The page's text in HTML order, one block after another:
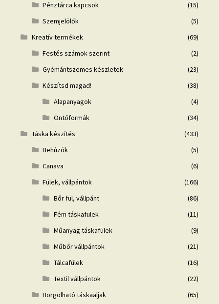
Pénztárca kapcsok
(15)
Szemjelölők
(5)
Kreatív termékek
(69)
Festés számok szerint
(2)
Gyémántszemes készletek
(23)
Készítsd magad!
(38)
Alapanyagok
(4)
Öntőformák
(34)
Táska készítés
(433)
Behúzók
(5)
Canava
(6)
Fülek, vállpántok
(166)
Bőr fül, vállpánt
(86)
Fém táskafülek
(11)
Műanyag táskafülek
(9)
Műbőr vállpántok
(21)
Tálcafülek
(16)
Textil vállpántok
(22)
Horgolható táskaaljak
(65)